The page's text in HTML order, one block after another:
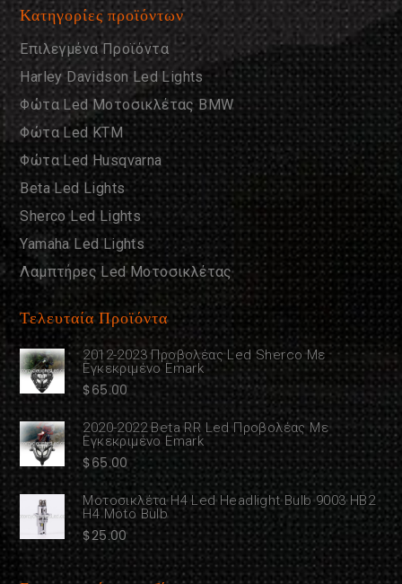
Κατηγορίες προϊόντων
Επιλεγμένα Προϊόντα
Harley Davidson Led Lights
Φώτα Led Μοτοσικλέτας BMW
Φώτα Led KTM
Φώτα Led Husqvarna
Beta Led Lights
Sherco Led Lights
Yamaha Led Lights
Λαμπτήρες Led Μοτοσικλέτας
Τελευταία Προϊόντα
2012-2023 Προβολέας Led Sherco Με
Εγκεκριμένο Emark
$65.00
2020-2022 Beta RR Led Προβολέας Με
Εγκεκριμένο Emark
$65.00
Μοτοσικλέτα H4 Led Headlight Bulb 9003 HB2
H4 Moto Bulb
$25.00